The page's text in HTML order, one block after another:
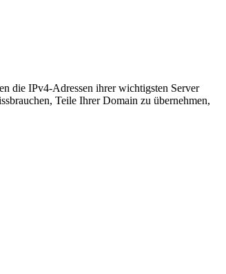
die IPv4-Adressen ihrer wichtigsten Server
Teile Ihrer Domain zu übernehmen,